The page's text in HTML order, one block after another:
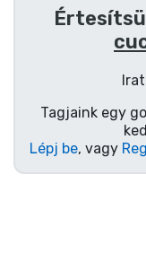
Tagjaink egy
Lépj be, vagy
Sorozatos
Mesés
Animés